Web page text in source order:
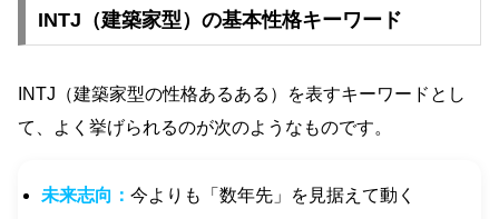
INTJ（建築家型）の基本性格キーワード
INTJ（建築家型の性格あるある）を表すキーワードとし
て、よく挙げられるのが次のようなものです。
未来志向：今よりも「数年先」を見据えて動く